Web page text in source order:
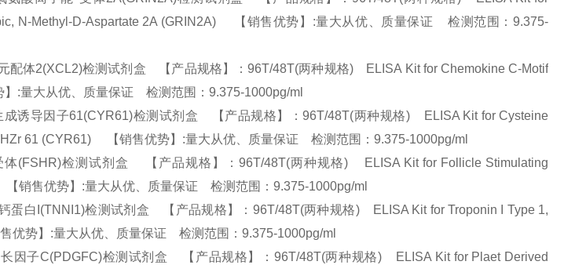
N-Methyl-D-Aspartate 2A (GRIN2A) 【销售优势】:量大从优、质量保证 检测范围：9.375-
体2(XCL2)检测试剂盒 【产品规格】：96T/48T(两种规格) ELISA Kit for Chemokine C-Motif
:量大从优、质量保证 检测范围：9.375-1000pg/ml
诱导因子61(CYR61)检测试剂盒 【产品规格】：96T/48T(两种规格) ELISA Kit for Cysteine
61 (CYR61) 【销售优势】:量大从优、质量保证 检测范围：9.375-1000pg/ml
(FSHR)检测试剂盒 【产品规格】：96T/48T(两种规格) ELISA Kit for Follicle Stimulating
销售优势】:量大从优、质量保证 检测范围：9.375-1000pg/ml
蛋白I(TNNI1)检测试剂盒 【产品规格】：96T/48T(两种规格) ELISA Kit for Troponin I Type 1,
优势】:量大从优、质量保证 检测范围：9.375-1000pg/ml
因子C(PDGFC)检测试剂盒 【产品规格】：96T/48T(两种规格) ELISA Kit for Plaet Derived